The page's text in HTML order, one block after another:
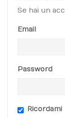
Se hai un
Email
Password
Ricordami